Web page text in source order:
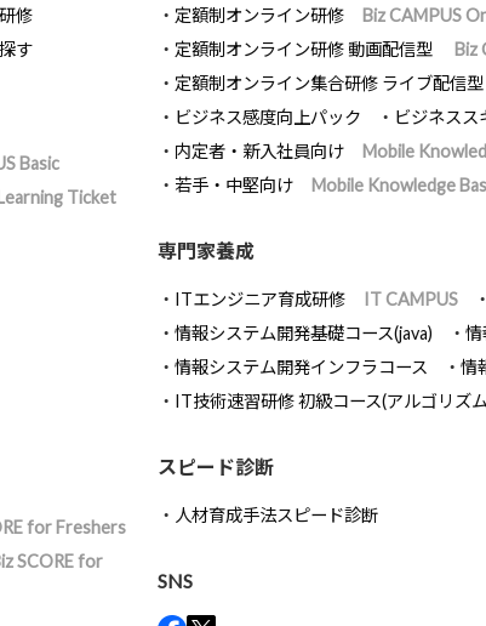
修
す
Basic
Ticket
for Freshers
SCORE for
定額制オンライン研修
Biz CAMPUS
定額制オンライン研修 動画配信型
Biz
定額制オンライン集合研修 ライブ配信型
ビジネス感度向上パック
ビジネスス
内定者・新入社員向け
Mobile
若手・中堅向け
Mobile Knowledge
専門家養成
ITエンジニア育成研修 IT CAMPUS
情報システム開発基礎コース(java)
情
情報システム開発インフラコース
情
IT技術速習研修 初級コース(アルゴリズ
スピード診断
人材育成手法スピード診断
SNS